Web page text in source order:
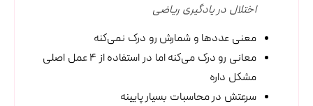
اختلال در یادگیری ریاضی
معنی عددها و شمارش رو درک نمی‌کنه
معانی رو درک می‌کنه اما در استفاده از ۴ عمل اصلی
مشکل داره
سرعتش در محاسبات بسیار پایینه